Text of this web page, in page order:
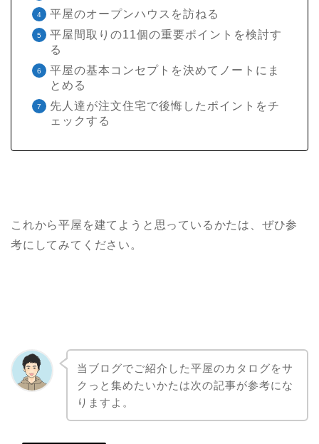
平屋のオープンハウスを訪ねる
平屋間取りの11個の重要ポイントを検討す
る
平屋の基本コンセプトを決めてノートにま
とめる
先人達が注文住宅で後悔したポイントをチ
ェックする
これから平屋を建てようと思っているかたは、ぜひ参
考にしてみてください。
当ブログでご紹介した平屋のカタログをサ
クっと集めたいかたは次の記事が参考にな
りますよ。